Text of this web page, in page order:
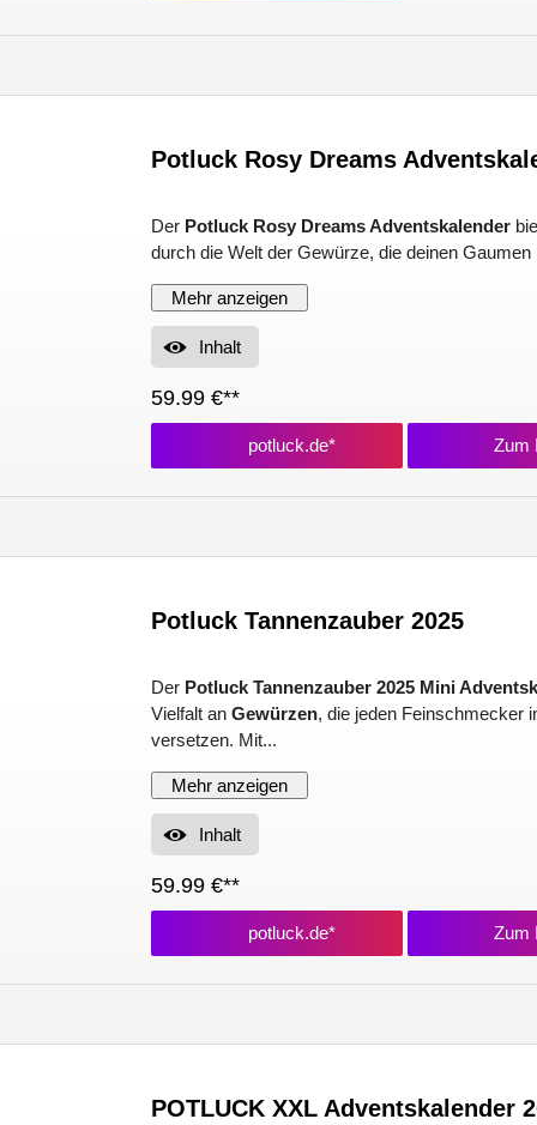
Potluck Rosy Dreams
Der Potluck Rosy Dreams Adventskalender
durch die Welt der Gewürze, die deinen
Mehr anzeigen
Inhalt
59.99 €**
potluck.de* Zum
Potluck Tannenzauber 2025
Der Potluck Tannenzauber 2025 Mini
Vielfalt anGewürzen, die jeden Feinschmecker
versetzen. Mit...
Mehr anzeigen
Inhalt
59.99 €**
potluck.de* Zum
POTLUCK XXL Adventskalender